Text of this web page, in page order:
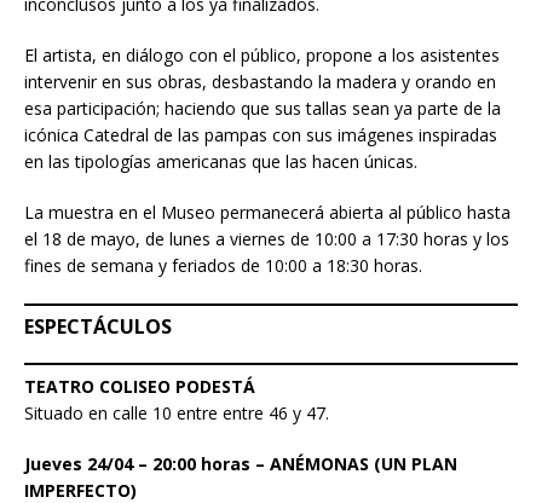
El artista, en diálogo con el público, propone a los asistentes
intervenir en sus obras, desbastando la madera y orando en
esa participación; haciendo que sus tallas sean ya parte de la
icónica Catedral de las pampas con sus imágenes inspiradas
en las tipologías americanas que las hacen únicas.
La muestra en el Museo permanecerá abierta al público hasta
el 18 de mayo, de lunes a viernes de 10:00 a 17:30 horas y los
fines de semana y feriados de 10:00 a 18:30 horas.
ESPECTÁCULOS
TEATRO COLISEO PODESTÁ
Situado en calle 10 entre entre 46 y 47.
Jueves 24/04 – 20:00 horas – ANÉMONAS (UN PLAN
IMPERFECTO)